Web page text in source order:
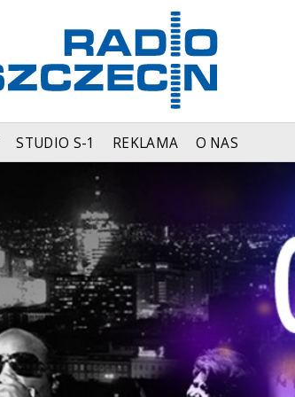
STUDIO S-1 REKLAMA O NAS